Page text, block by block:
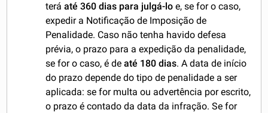
teráaté 360 dias para julgá-lo e, se for o caso,
expedir a Notificação de Imposição de
Penalidade. Caso não tenha havido defesa
prévia, o prazo para a expedição da penalidade,
se for o caso, é deaté 180 dias. A data de início
do prazo depende do tipo de penalidade a ser
aplicada: se for multa ou advertência por escrito,
o prazo é contado da data da infração. Se for